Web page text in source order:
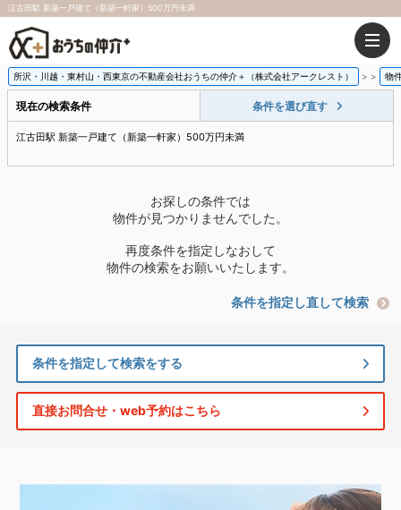
江古田駅 新築一戸建て（新築一軒家）500万円未満
所沢・川越・東村山・西東京の不動産会社おうちの仲介＋（株式会社アークレスト） > 物
現在の検索条件 条件を選び直す
江古田駅 新築一戸建て（新築一軒家）500万円未満
お探しの条件では
物件が見つかりませんでした。
再度条件を指定しなおして
物件の検索をお願いいたします。
条件を指定し直して検索
条件を指定して検索をする
直接お問合せ・web予約はこちら